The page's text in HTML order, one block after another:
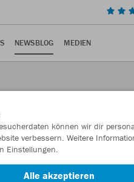
NEWSBLOG MEDIEN
einem ebenso mutigen wie
können wir dir
verbessern. Weitere
Einstellungen.
Alle akzeptieren